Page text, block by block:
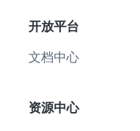
开放平台
文档中心
资源中心